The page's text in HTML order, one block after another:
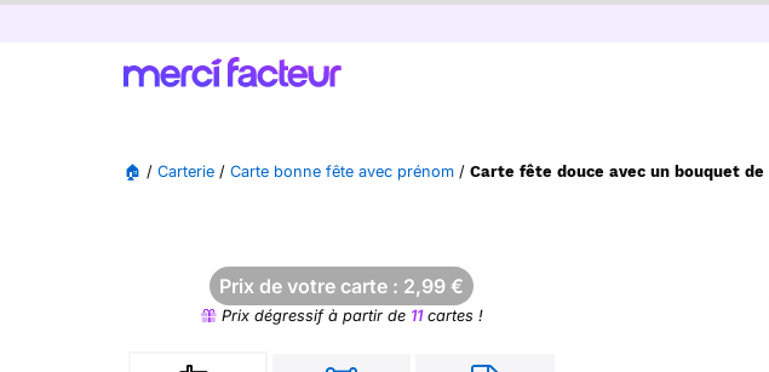
🏠 / Carterie / Carte bonne fête avec prénom / Carte fête douce avec un bouquet
Prix de votre carte : 2,99 €
Prix dégressif à partir de 11cartes !